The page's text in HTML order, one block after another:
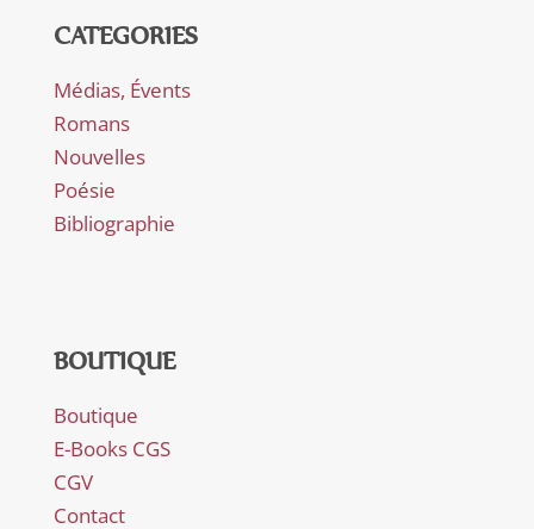
CATEGORIES
Médias, Évents
Romans
Nouvelles
Poésie
Bibliographie
BOUTIQUE
Boutique
E-Books CGS
CGV
Contact